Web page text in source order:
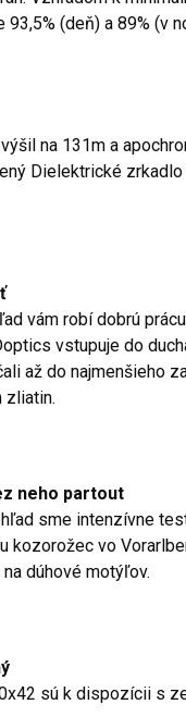
(deň) a 89% (v
na 131m a
Dielektrické
vám robí dobrú
vstupuje do
až do najmenšieho
zliatin.
neho partout
sme intenzívne
kozorožec vo
dúhové motýľov.
sú k dispozícii s